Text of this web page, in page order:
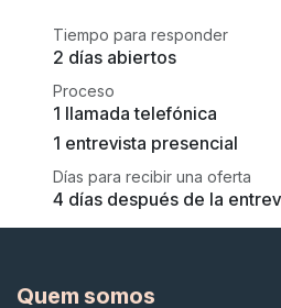
Tiempo para responder
2 días abiertos
Proceso
1 llamada telefónica
1 entrevista presencial
Días para recibir una oferta
4 días después de la
Quem somos